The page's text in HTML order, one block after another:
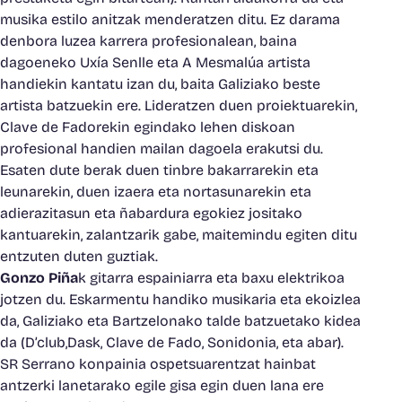
musika estilo anitzak menderatzen ditu. Ez darama
denbora luzea karrera profesionalean, baina
dagoeneko Uxía Senlle eta A Mesmalúa artista
handiekin kantatu izan du, baita Galiziako beste
artista batzuekin ere. Lideratzen duen proiektuarekin,
Clave de Fadorekin egindako lehen diskoan
profesional handien mailan dagoela erakutsi du.
Esaten dute berak duen tinbre bakarrarekin eta
leunarekin, duen izaera eta nortasunarekin eta
adierazitasun eta ñabardura egokiez jositako
kantuarekin, zalantzarik gabe, maitemindu egiten ditu
entzuten duten guztiak.
Gonzo Piñak gitarra espainiarra eta baxu elektrikoa
jotzen du. Eskarmentu handiko musikaria eta ekoizlea
da, Galiziako eta Bartzelonako talde batzuetako kidea
da (D’club,Dask, Clave de Fado, Sonidonia, eta abar).
SR Serrano konpainia ospetsuarentzat hainbat
antzerki lanetarako egile gisa egin duen lana ere